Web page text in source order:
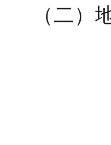
（二